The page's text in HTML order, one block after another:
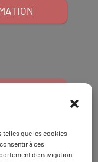
telles que les cookies
à ces
de navigation
98pour